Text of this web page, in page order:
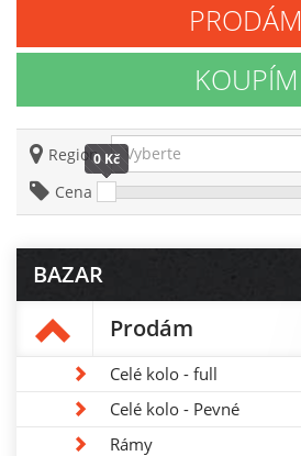
PRODÁM
KOUPÍM
Region
Vyberte
Cena
0 Kč
BAZAR
Prodám
Celé kolo - full
Celé kolo - Pevné
Rámy